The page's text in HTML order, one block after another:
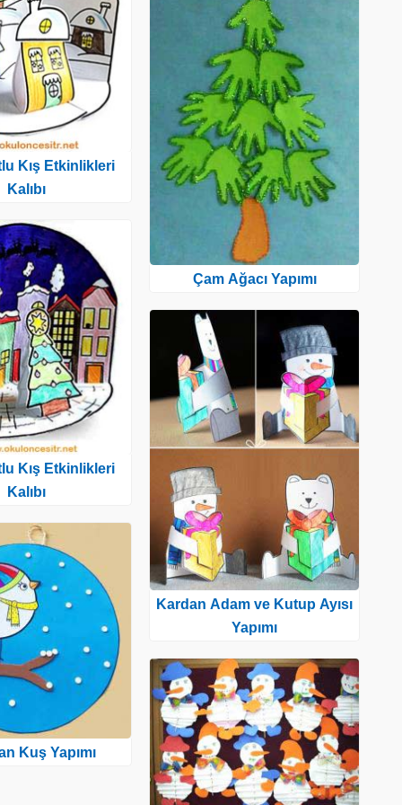
Kış Etkinlikleri
Kalıbı
Kış Etkinlikleri
Kalıbı
Kuş Yapımı
Çam Ağacı Yapımı
Kardan Adam ve Kutup Ayısı
Yapımı